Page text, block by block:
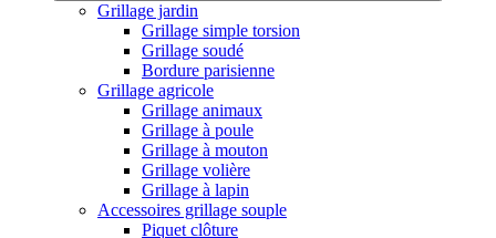
Grillage jardin
Grillage simple torsion
Grillage soudé
Bordure parisienne
Grillage agricole
Grillage animaux
Grillage à poule
Grillage à mouton
Grillage volière
Grillage à lapin
Accessoires grillage souple
Piquet clôture